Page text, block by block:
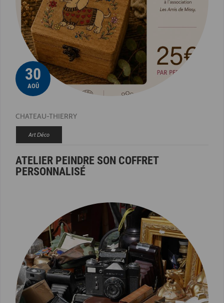
30
AOÛ
CHATEAU-THIERRY
Art Déco
ATELIER PEINDRE SON COFFRET
PERSONNALISÉ